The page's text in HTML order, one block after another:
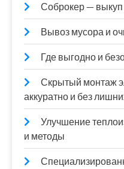
Соброкер —
Вывоз мусора и
Где выгодно и
Скрытый монтаж
аккуратно и без
Улучшение
и методы